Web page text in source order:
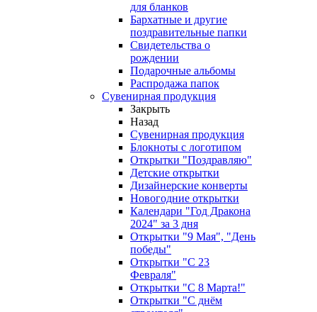
для бланков
Бархатные и другие
поздравительные папки
Свидетельства о
рождении
Подарочные альбомы
Распродажа папок
Сувенирная продукция
Закрыть
Назад
Сувенирная продукция
Блокноты с логотипом
Открытки "Поздравляю"
Детские открытки
Дизайнерские конверты
Новогодние открытки
Календари "Год Дракона
2024" за 3 дня
Открытки "9 Мая", "День
победы"
Открытки "С 23
Февраля"
Открытки "С 8 Марта!"
Открытки "С днём